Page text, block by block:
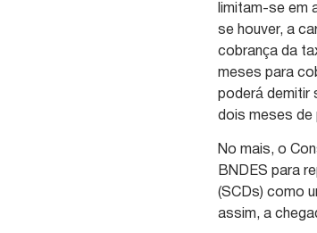
limitam-se em
se houver, a
cobrança da
meses para
poderá demitir
dois meses de
No mais, o
BNDES para
(SCDs) como
assim, a